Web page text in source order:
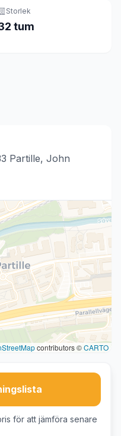
Storlek
tum
Partille, John
contributors ©CARTO
för att jämföra senare